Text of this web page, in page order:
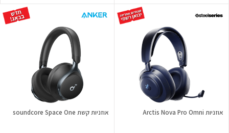
אוזניות Arctis Nova Pro Omni אוזניות קשת soundcore Space One